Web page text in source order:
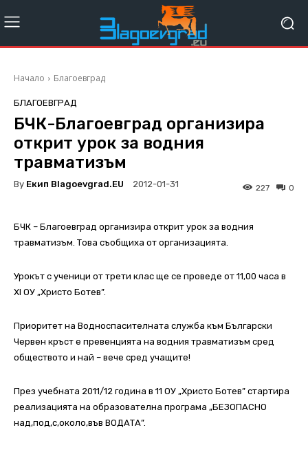
Начало Благоевград
БЛАГОЕВГРАД
БЧК-Благоевград организира
открит урок за водния
травматизъм
By Екип Blagoevgrad.EU 2012-01-31 0
227
БЧК – Благоевград организира открит урок за водния
травматизъм. Това съобщиха от организацията.
Урокът с ученици от трети клас ще се проведе от 11,00 часа в
ХІ ОУ „Христо Ботев”.
Приоритет на Водноспасителната служба към Български
Червен кръст е превенцията на водния травматизъм сред
обществото и най – вече сред учащите!
През учебната 2011/12 година в 11 ОУ „Христо Ботев” стартира
реализацията на образователна програма „БЕЗОПАСНО
над,под,с,около,във ВОДАТА”.